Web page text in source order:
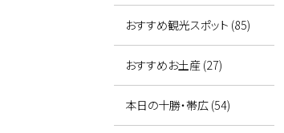
おすすめ観光スポット (85)
おすすめお土産 (27)
本日の十勝・帯広 (54)